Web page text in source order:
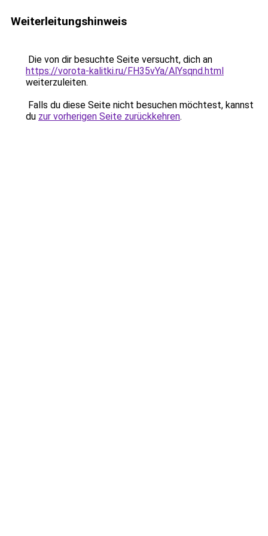
Weiterleitungshinweis
Die von dir besuchte Seite versucht, dich an
https://vorota-kalitki.ru/FH35vYa/AlYsqnd.html
weiterzuleiten.
Falls du diese Seite nicht besuchen möchtest, kannst
du zur vorherigen Seite zurückkehren.